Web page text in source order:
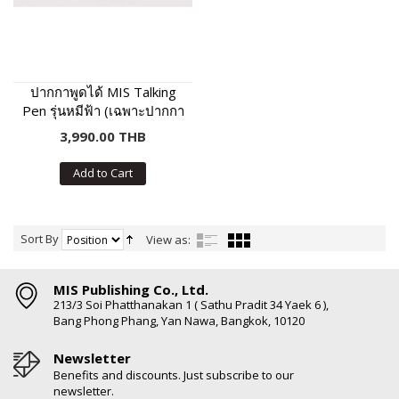
ปากกาพูดได้ MIS Talking
Pen รุ่นหมีฟ้า (เฉพาะปากกา
พูดได้ ไม่มีหนังสือในชุด)
3,990.00 THB
Add to Cart
Sort By View as:
MIS Publishing Co., Ltd.
213/3 Soi Phatthanakan 1 ( Sathu Pradit 34 Yaek 6 ),
Bang Phong Phang, Yan Nawa, Bangkok, 10120
Newsletter
Benefits and discounts. Just subscribe to our
newsletter.